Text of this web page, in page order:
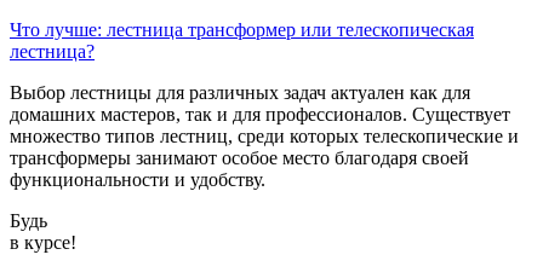
Что лучше: лестница трансформер или телескопическая
лестница?
Выбор лестницы для различных задач актуален как для
домашних мастеров, так и для профессионалов. Существует
множество типов лестниц, среди которых телескопические и
трансформеры занимают особое место благодаря своей
функциональности и удобству.
Будь
в курсе!